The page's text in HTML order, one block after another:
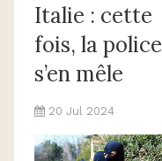
Italie : cette
fois, la police
s’en mêle
20 Jul 2024